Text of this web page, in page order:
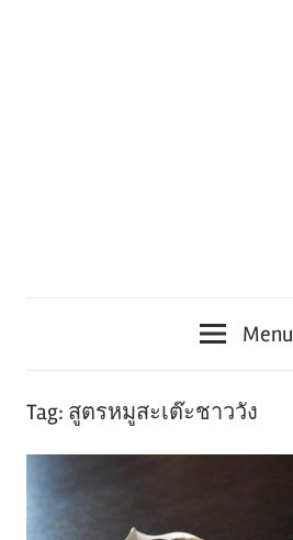
Menu
Tag: สูตรหมูสะเต๊ะชาววัง